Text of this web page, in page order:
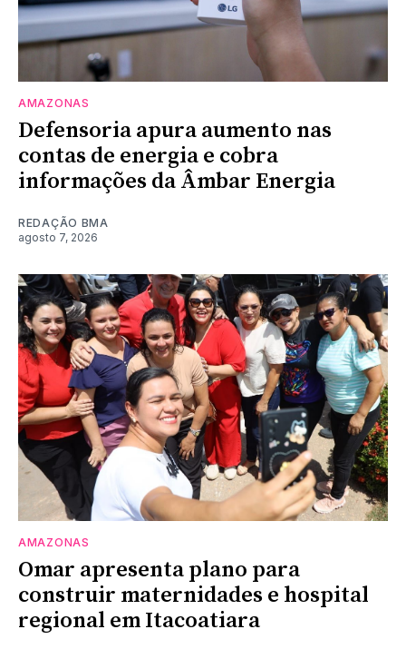
AMAZONAS
Defensoria apura aumento nas
contas de energia e cobra
informações da Âmbar Energia
REDAÇÃO BMA
agosto 7, 2026
AMAZONAS
Omar apresenta plano para
construir maternidades e hospital
regional em Itacoatiara